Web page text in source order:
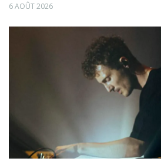
6 AOÛT 2026